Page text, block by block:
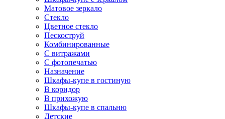
Матовое зеркало
Стекло
Цветное стекло
Пескоструй
Комбинированные
С витражами
С фотопечатью
Назначение
Шкафы-купе в гостиную
В коридор
В прихожую
Шкафы-купе в спальню
Детские